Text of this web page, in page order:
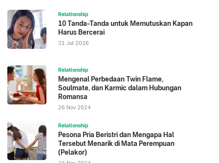
Relationship
10 Tanda-Tanda untuk Memutuskan Kapan
Harus Bercerai
31 Jul 2026
Relationship
Mengenal Perbedaan Twin Flame,
Soulmate, dan Karmic dalam Hubungan
Romansa
26 Nov 2024
Relationship
Pesona Pria Beristri dan Mengapa Hal
Tersebut Menarik di Mata Perempuan
(Pelakor)